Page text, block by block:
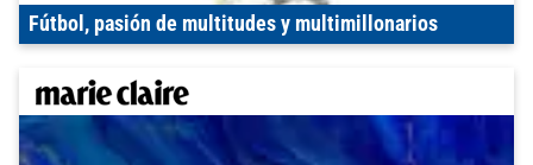
Fútbol, pasión de multitudes y multimillonarios